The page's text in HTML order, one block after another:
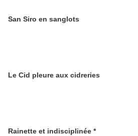
San Siro en sanglots
Le Cid pleure aux cidreries
Rainette et indisciplinée *